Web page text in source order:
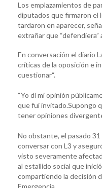
Los emplazamientos de
diputados que firmaron el
tardaron en aparecer,
extrañar que “defendiera”
En conversación el diario
críticas de la oposición e
cuestionar“.
“Yo di mi opinión
que fui invitado.Supongo
tener opiniones
No obstante, el pasado
conversar con L3 y
visto severamente
al estallido social que
compartiendo la decisión
Emergencia.